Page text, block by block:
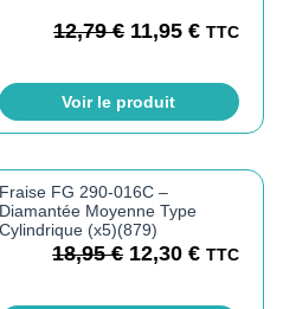
12,79€ 11,95€ TTC
Voir le produit
Fraise FG 290-016C –
Diamantée Moyenne Type
Cylindrique (x5)(879)
18,95€ 12,30€ TTC